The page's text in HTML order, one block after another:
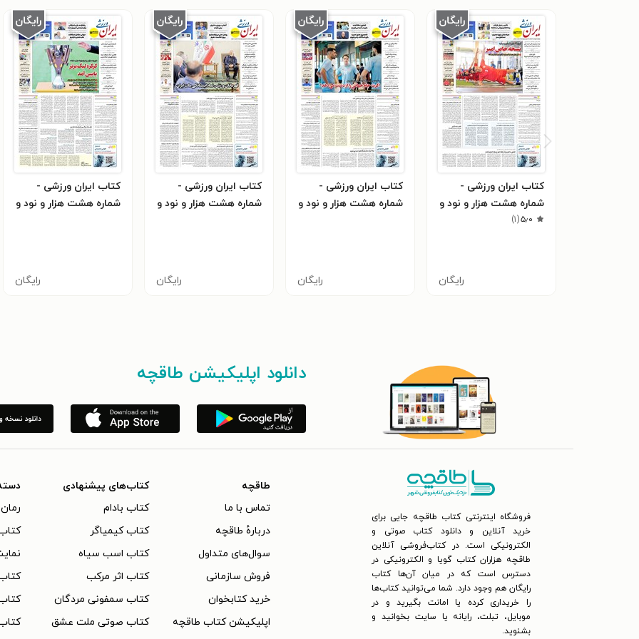
کتاب ایران ورزشی -
شماره هشت هزار و نود و
۵٫۰(۱)
رایگان
کتاب ایران ورزشی -
شماره هشت هزار و نود و
رایگان
کتاب ایران ورزشی -
شماره هشت هزار و نود و
رایگان
کتاب ایران ورزشی -
شماره هشت هزار و نود و
رایگان
دانلود اپلیکیشن طاقچه
فروشگاه اینترنتی کتاب طاقچه جایی برای
خرید آنلاین و دانلود کتاب صوتی و
الکترونیکی است. در کتاب‌فروشی آنلاین
طاقچه هزاران کتاب گویا و الکترونیکی در
دسترس است که در میان آن‌ها کتاب
رایگان هم وجود دارد. شما می‌توانید کتاب‌ها
را خریداری کرده یا امانت بگیرید و در
موبایل، تبلت، رایانه یا سایت بخوانید و
بشنوید.
طاقچه
تماس با ما
دربارهٔ طاقچه
سوال‌های متداول
فروش سازمانی
خرید کتابخوان
اپلیکیشن کتاب طاقچه
کتاب‌های پیشنهادی
کتاب بادام
کتاب کیمیاگر
کتاب اسب سیاه
کتاب اثر مرکب
کتاب سمفونی مردگان
کتاب صوتی ملت عشق